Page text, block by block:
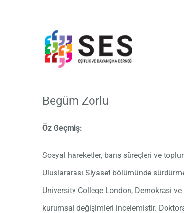
Begüm Zorlu
Öz Geçmiş:
Sosyal hareketler, barış süreçleri ve
Uluslararası Siyaset bölümünde
University College London, Demokrasi
kurumsal değişimleri incelemiştir.